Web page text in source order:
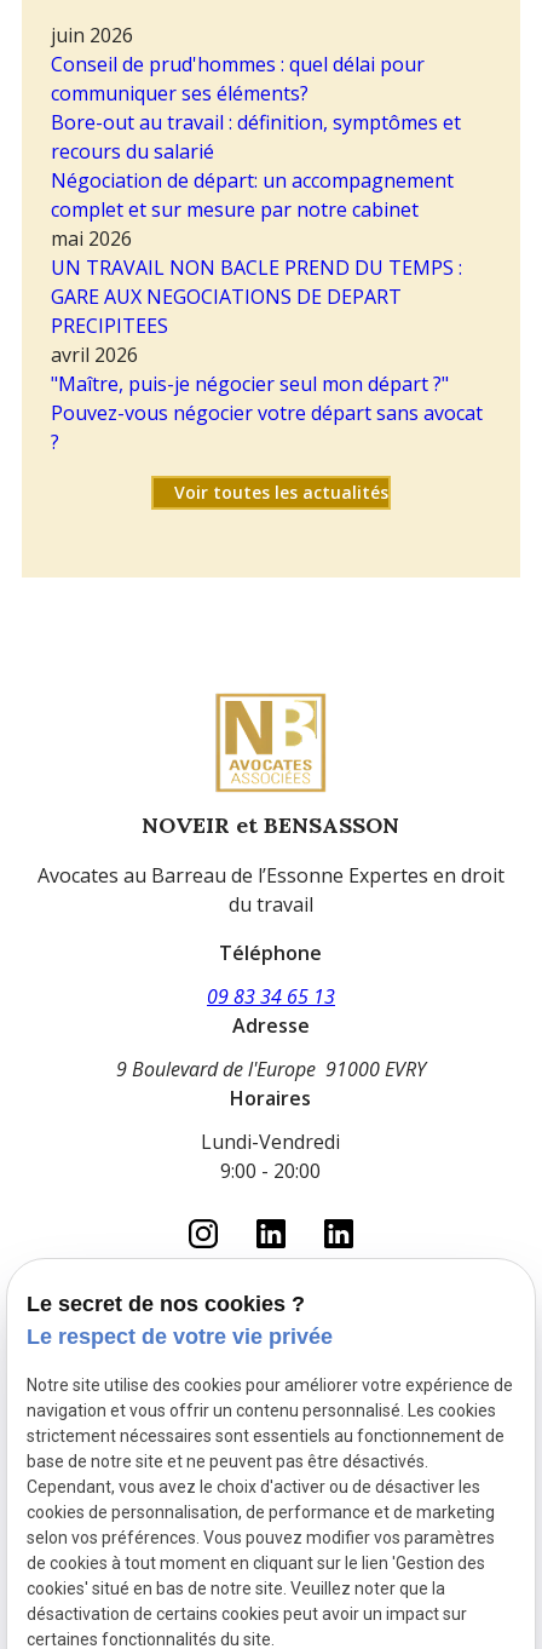
juin 2026
Conseil de prud'hommes : quel délai pour
communiquer ses éléments?
Bore-out au travail : définition, symptômes et
recours du salarié
Négociation de départ: un accompagnement
complet et sur mesure par notre cabinet
mai 2026
UN TRAVAIL NON BACLE PREND DU TEMPS :
GARE AUX NEGOCIATIONS DE DEPART
PRECIPITEES
avril 2026
"Maître, puis-je négocier seul mon départ ?"
Pouvez-vous négocier votre départ sans avocat
?
Voir toutes les actualités
NOVEIR et BENSASSON
Avocates au Barreau de l’Essonne Expertes en droit
du travail
Téléphone
09 83 34 65 13
Adresse
9 Boulevard de l'Europe 91000 EVRY
Horaires
Lundi-Vendredi
9:00 - 20:00
Accueil
Le cabinet
Droit du travail
Fonction Publique
Droit pénal routier
Droit pénal
Actualités
Mentions légales
Politique de confidentialité
Plan du site
Gestion des cookies
SIRET :90340579300014
Le secret de nos cookies ?
Le respect de votre vie privée
Notre site utilise des cookies pour améliorer votre expérience de
navigation et vous offrir un contenu personnalisé. Les cookies
strictement nécessaires sont essentiels au fonctionnement de
base de notre site et ne peuvent pas être désactivés.
Cependant, vous avez le choix d'activer ou de désactiver les
cookies de personnalisation, de performance et de marketing
selon vos préférences. Vous pouvez modifier vos paramètres
de cookies à tout moment en cliquant sur le lien 'Gestion des
cookies' situé en bas de notre site. Veuillez noter que la
désactivation de certains cookies peut avoir un impact sur
certaines fonctionnalités du site.